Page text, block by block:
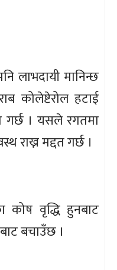
लाभदायी मानिन्छ
कोलेष्टेरोल हटाई
गर्छ । यसले रगतमा
राख्न मद्दत गर्छ ।
कोष वृद्धि हुनबाट
बचाउँछ ।